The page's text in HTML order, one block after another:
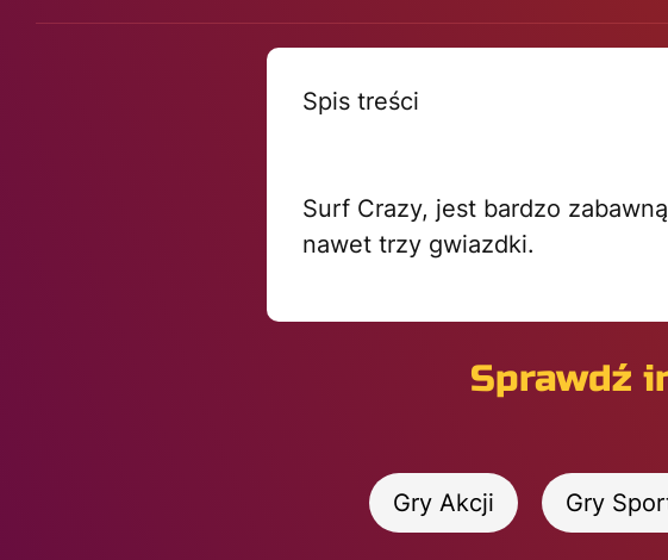
Spis treści
Surf Crazy, jest bardzo
nawet trzy gwiazdki.
Sprawdź
Gry Akcji Gry